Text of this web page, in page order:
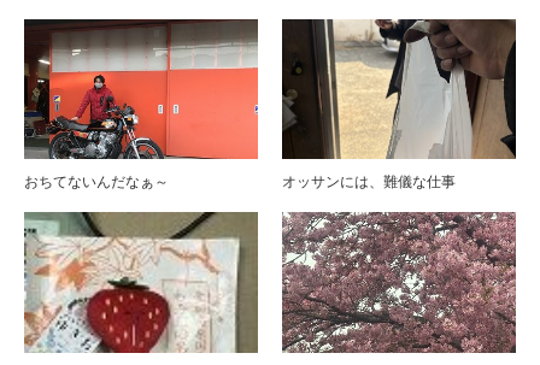
おちてないんだなぁ～ オッサンには、難儀な仕事